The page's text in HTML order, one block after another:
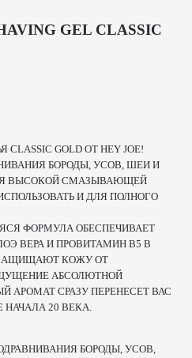
GEL CLASSIC
GOLD ОТ HEY JOE!
БОРОДЫ, УСОВ, ШЕИ И
ВЫСОКОЙ СМАЗЫВАЮЩЕЙ
И ДЛЯ ПОЛНОГО
ФОРМУЛА ОБЕСПЕЧИВАЕТ
ВЕРА И ПРОВИТАМИН B5 В
КОЖУ ОТ
АБСОЛЮТНОЙ
АРОМАТ СРАЗУ ПЕРЕНЕСЕТ ВАС
20 ВЕКА.
БОРОДЫ, УСОВ,